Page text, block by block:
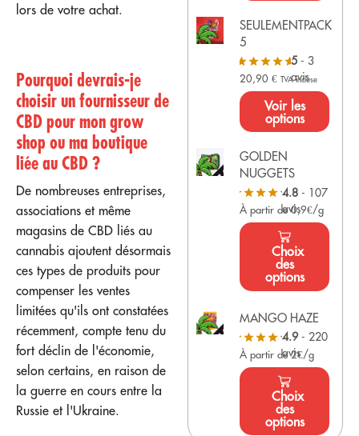
lors de votre achat.
Pourquoi devrais-je
choisir un fournisseur de
CBD pour mon grow
shop ou ma boutique
liée au CBD ?
De nombreuses entreprises,
associations et même
magasins de CBD liés au
cannabis ajoutent désormais
ces types de produits pour
compenser les ventes
limitées qu'ils ont constatées
récemment, compte tenu du
fort déclin de l'économie,
selon certains, en raison de
la guerre en cours entre la
Russie et l'Ukraine.
SEULEMENTPACK
5
5 - 3
avis
20,90€ TVA incluse
Voir les
options
GOLDEN
NUGGETS
4.8 - 107
avis
À partir de 0,9€/g
Choix
des
options
MANGO HAZE
4.9- 220
avis
À partir de 2€/g
Choix
des
options